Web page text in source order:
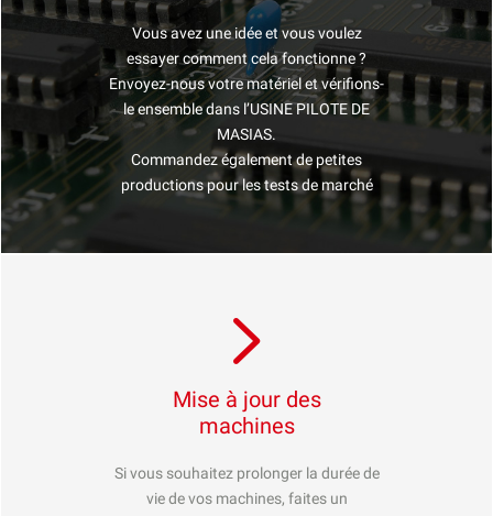
Vous avez une idée et vous voulez
essayer comment cela fonctionne ?
Envoyez-nous votre matériel et vérifions-
le ensemble dans l’USINE PILOTE DE
MASIAS.
Commandez également de petites
productions pour les tests de marché
Mise à jour des
machines
Si vous souhaitez prolonger la durée de
vie de vos machines, faites un